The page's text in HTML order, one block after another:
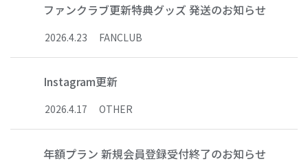
ファンクラブ更新特典グッズ 発送のお知らせ
2026.4.23 FANCLUB
Instagram更新
2026.4.17 OTHER
年額プラン 新規会員登録受付終了のお知らせ